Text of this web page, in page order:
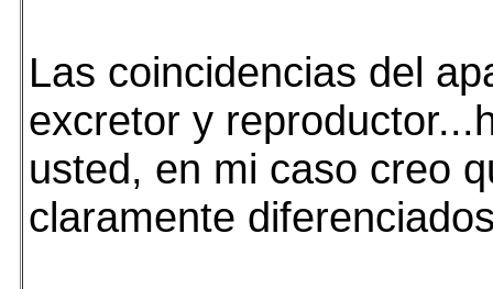
Las coincidencias del
excretor y
usted, en mi caso creo
claramente